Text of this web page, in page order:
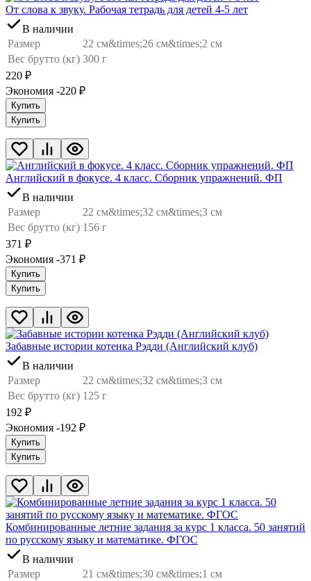
От слова к звуку. Рабочая тетрадь для детей 4-5 лет
В наличии
Размер
22 см&times;26 см&times;2 см
Вес брутто (кг) 300 г
220 ₽
Экономия -220 ₽
Купить
Купить
Английский в фокусе. 4 класс. Сборник упражнений. ФП
В наличии
Размер
22 см&times;32 см&times;3 см
Вес брутто (кг) 156 г
371 ₽
Экономия -371 ₽
Купить
Купить
Забавные истории котенка Рэдди (Английский клуб)
В наличии
Размер
22 см&times;32 см&times;3 см
Вес брутто (кг) 125 г
192 ₽
Экономия -192 ₽
Купить
Купить
Комбинированные летние задания за курс 1 класса. 50 занятий
по русскому языку и математике. ФГОС
В наличии
Размер
21 см&times;30 см&times;1 см